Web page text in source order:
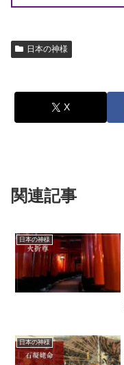
日本の神様
X
関連記事
日本の神様
日本の神様